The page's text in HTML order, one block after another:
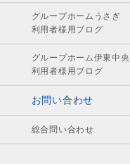
グループホームうさぎ
利用者様用ブログ
グループホーム伊東中央
利用者様用ブログ
お問い合わせ
総合問い合わせ